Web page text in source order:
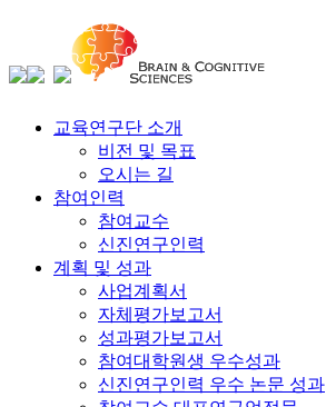
교육연구단 소개
비전 및 목표
오시는 길
참여인력
참여교수
신진연구인력
계획 및 성과
사업계획서
자체평가보고서
성과평가보고서
참여대학원생 우수성과
신진연구인력 우수 논문 성과